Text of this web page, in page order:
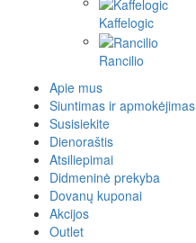
Kaffelogic
Rancilio
Apie mus
Siuntimas ir apmokėjimas
Susisiekite
Dienoraštis
Atsiliepimai
Didmeninė prekyba
Dovanų kuponai
Akcijos
Outlet